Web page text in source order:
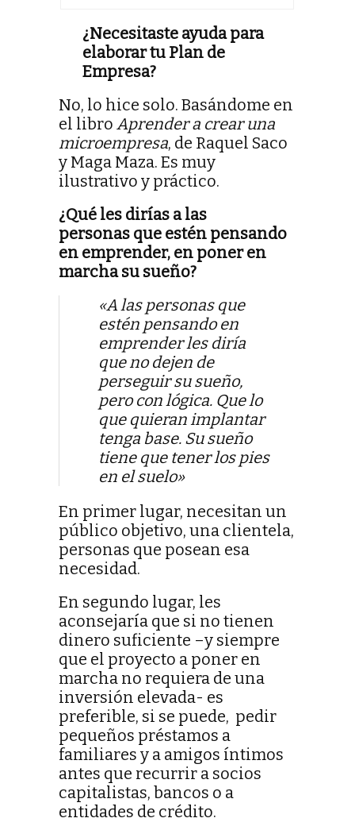
¿Necesitaste ayuda para
elaborar tu Plan de
Empresa?
No, lo hice solo. Basándome en
el libro Aprender a crear una
microempresa, de Raquel Saco
y Maga Maza. Es muy
ilustrativo y práctico.
¿Qué les dirías a las
personas que estén pensando
en emprender, en poner en
marcha su sueño?
«A las personas que
estén pensando en
emprender les diría
que no dejen de
perseguir su sueño,
pero con lógica. Que lo
que quieran implantar
tenga base. Su sueño
tiene que tener los pies
en el suelo»
En primer lugar, necesitan un
público objetivo, una clientela,
personas que posean esa
necesidad.
En segundo lugar, les
aconsejaría que si no tienen
dinero suficiente –y siempre
que el proyecto a poner en
marcha no requiera de una
inversión elevada- es
preferible, si se puede, pedir
pequeños préstamos a
familiares y a amigos íntimos
antes que recurrir a socios
capitalistas, bancos o a
entidades de crédito.